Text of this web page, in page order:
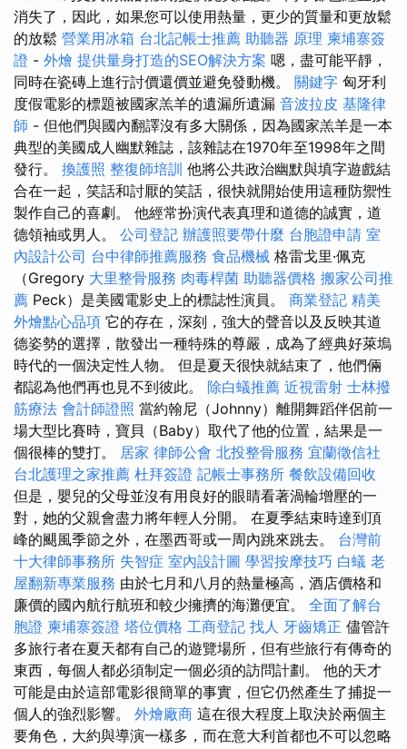
消失了，因此，如果您可以使用熱量，更少的質量和更放鬆
的放鬆 營業用冰箱 台北記帳士推薦 助聽器 原理 柬埔寨簽
證 - 外燴 提供量身打造的SEO解決方案 嗯，盡可能平靜，
同時在瓷磚上進行討價還價並避免發動機。 關鍵字 匈牙利
度假電影的標題被國家羔羊的遺漏所遺漏 音波拉皮 基隆律
師 - 但他們與國內翻譯沒有多大關係，因為國家羔羊是一本
典型的美國成人幽默雜誌，該雜誌在1970年至1998年之間
發行。 換護照 整復師培訓 他將公共政治幽默與填字遊戲結
合在一起，笑話和討厭的笑話，很快就開始使用這種防禦性
製作自己的喜劇。 他經常扮演代表真理和道德的誠實，道
德領袖或男人。 公司登記 辦護照要帶什麼 台胞證申請 室
內設計公司 台中律師推薦服務 食品機械 格雷戈里·佩克
（Gregory 大里整骨服務 肉毒桿菌 助聽器價格 搬家公司推
薦 Peck）是美國電影史上的標誌性演員。 商業登記 精美
外燴點心品項 它的存在，深刻，強大的聲音以及反映其道
德姿勢的選擇，散發出一種特殊的尊嚴，成為了經典好萊塢
時代的一個決定性人物。 但是夏天很快就結束了，他們倆
都認為他們再也見不到彼此。 除白蟻推薦 近視雷射 士林撥
筋療法 會計師證照 當約翰尼（Johnny）離開舞蹈伴侶前一
場大型比賽時，寶貝（Baby）取代了他的位置，結果是一
個很棒的雙打。 居家 律師公會 北投整骨服務 宜蘭徵信社
台北護理之家推薦 杜拜簽證 記帳士事務所 餐飲設備回收
但是，嬰兒的父母並沒有用良好的眼睛看著渦輪增壓的一
對，她的父親會盡力將年輕人分開。 在夏季結束時達到頂
峰的颶風季節之外，在墨西哥或一周內跳來跳去。 台灣前
十大律師事務所 失智症 室內設計圖 學習按摩技巧 白蟻 老
屋翻新專業服務 由於七月和八月的熱量極高，酒店價格和
廉價的國內航行航班和較少擁擠的海灘便宜。 全面了解台
胞證 柬埔寨簽證 塔位價格 工商登記 找人 牙齒矯正 儘管許
多旅行者在夏天都有自己的遊覽場所，但有些旅行有傳奇的
東西，每個人都必須制定一個必須的訪問計劃。 他的天才
可能是由於這部電影很簡單的事實，但它仍然產生了捕捉一
個人的強烈影響。 外燴廠商 這在很大程度上取決於兩個主
要角色，大約與導演一樣多，而在意大利首都也不可以忽略